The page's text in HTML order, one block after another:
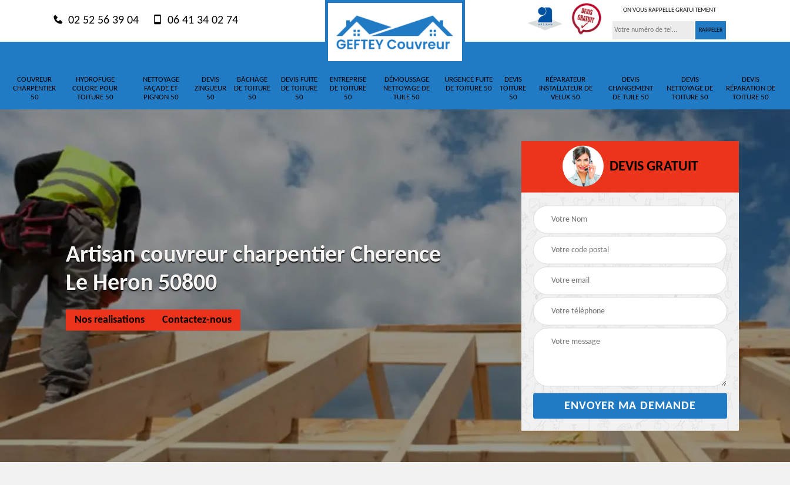
02 52 56 39 04 06 41 34 02 74
ON VOUS RAPPELLE GRATUITEMENT
COUVREUR
CHARPENTIER
50
HYDROFUGE
COLORE POUR
TOITURE 50
NETTOYAGE
FAÇADE ET
PIGNON 50
DEVIS
ZINGUEUR
50
BÂCHAGE
DE TOITURE
50
DEVIS FUITE
DE TOITURE
50
ENTREPRISE
DE TOITURE
50
DÉMOUSSAGE
NETTOYAGE DE
TUILE 50
URGENCE FUITE
DE TOITURE 50
DEVIS
TOITURE
50
RÉPARATEUR
INSTALLATEUR DE
VELUX 50
DEVIS
CHANGEMENT
DE TUILE 50
DEVIS
NETTOYAGE DE
TOITURE 50
DEVIS
RÉPARATION DE
TOITURE 50
Artisan couvreur charpentier Cherence
Le Heron 50800
Nos realisations Contactez-nous
DEVIS GRATUIT